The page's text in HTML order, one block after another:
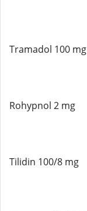
Tramadol 100 mg
Rohypnol 2 mg
Tilidin 100/8 mg